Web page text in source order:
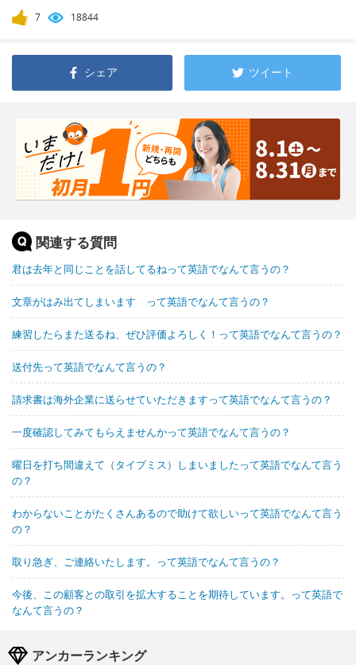
7 18844
シェア ツイート
関連する質問
君は去年と同じことを話してるねって英語でなんて言うの？
文章がはみ出てしまいます って英語でなんて言うの？
練習したらまた送るね、ぜひ評価よろしく！って英語でなんて言うの？
送付先って英語でなんて言うの？
請求書は海外企業に送らせていただきますって英語でなんて言うの？
一度確認してみてもらえませんかって英語でなんて言うの？
曜日を打ち間違えて（タイプミス）しまいましたって英語でなんて言う
の？
わからないことがたくさんあるので助けて欲しいって英語でなんて言う
の？
取り急ぎ、ご連絡いたします。って英語でなんて言うの？
今後、この顧客との取引を拡大することを期待しています。って英語で
なんて言うの？
アンカーランキング